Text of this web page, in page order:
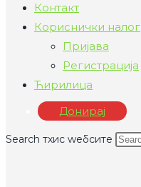
Контакт
Кориснички налог
Пријава
Регистрација
Ћирилица
Донирај
Search тхис wебсите